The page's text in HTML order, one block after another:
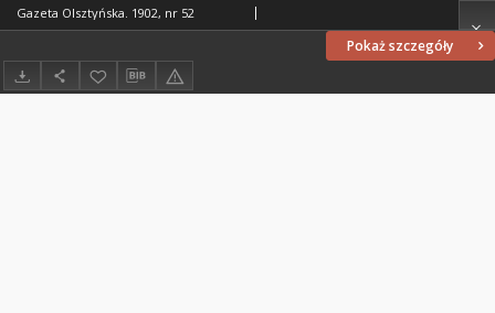
Pokaż szczegóły
Gazeta Olsztyńska. 1902, nr 52